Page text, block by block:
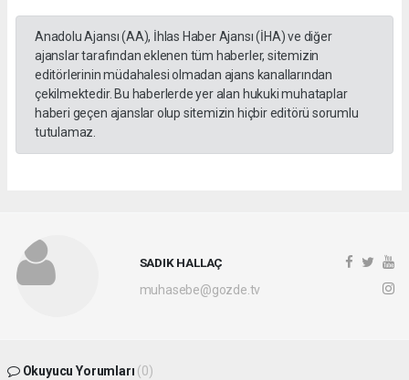
Anadolu Ajansı (AA), İhlas Haber Ajansı (İHA) ve diğer
ajanslar tarafından eklenen tüm haberler, sitemizin
editörlerinin müdahalesi olmadan ajans kanallarından
çekilmektedir. Bu haberlerde yer alan hukuki muhataplar
haberi geçen ajanslar olup sitemizin hiçbir editörü sorumlu
tutulamaz.
SADIK HALLAÇ
muhasebe@gozde.tv
Okuyucu Yorumları (0)